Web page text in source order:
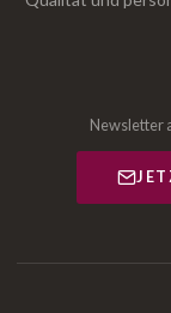
Newsletter